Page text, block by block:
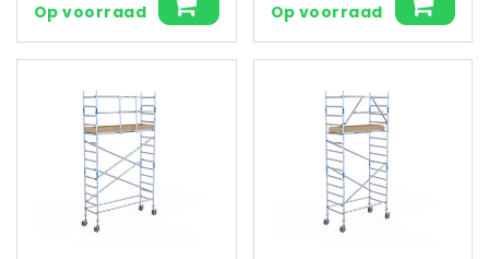
Op voorraad Op voorraad